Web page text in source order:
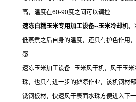
高，温度在60-90度之间可以调控
速冻白糯玉米专用加工设备--玉米冷却机，
低蒸煮之后自身的温度，还具有护色作用
感
速冻玉米加工设备--玉米风干机，风干玉
珠，也具有进一步的摊凉作业，该机钢材
锈钢板材，快速风干表面水珠方便进入下